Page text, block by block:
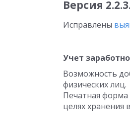
Версия
Исправлены
Учет
Возможность
физических лиц.
Печатная форма
целях хранения